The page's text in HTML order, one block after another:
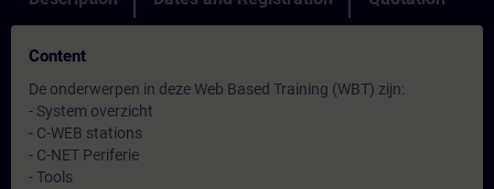
Content
De onderwerpen in deze Web Based Training (WBT) zijn:
- System overzicht
- C-WEB stations
- C-NET Periferie
- Tools